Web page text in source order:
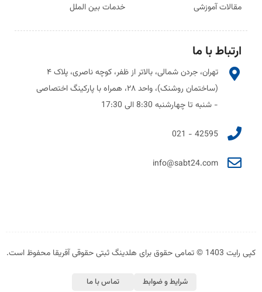
مقالات آموزشی
خدمات بین الملل
ارتباط با ما
تهران، جردن شمالی، بالاتر از ظفر، کوچه ناصری، پلاک ۴
(ساختمان روشنک)، واحد ۲۸، همراه با پارکینگ اختصاصی
- شنبه تا چهارشنبه 8:30 الی 17:30
42595 - 021
info@sabt24.com
کپی رایت 1403 © تمامی حقوق برای هلدینگ ثبتی حقوقی آفریقا محفوظ است.
شرایط و ضوابط تماس با ما